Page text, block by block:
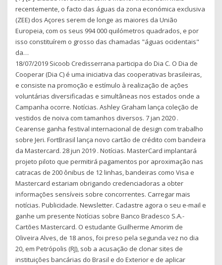
recentemente, o facto das águas da zona económica exclusiva
(ZEE) dos Açores serem de longe as maiores da União
Europeia, com os seus 994 000 quilómetros quadrados, e por
isso constituírem o grosso das chamadas "águas ocidentais"
da…
18/07/2019 Sicoob Credisserrana participa do Dia C. O Dia de
Cooperar (Dia C) é uma iniciativa das cooperativas brasileiras,
e consiste na promoção e estímulo à realização de ações
voluntárias diversificadas e simultâneas nos estados onde a
Campanha ocorre. Notícias. Ashley Graham lança coleção de
vestidos de noiva com tamanhos diversos. 7 jan 2020 .
Cearense ganha festival internacional de design com trabalho
sobre Jeri. FortBrasil lança novo cartão de crédito com bandeira
da Mastercard. 28 jun 2019 . Notícias. MasterCard implantará
projeto piloto que permitirá pagamentos por aproximação nas
catracas de 200 ônibus de 12 linhas, bandeiras como Visa e
Mastercard estariam obrigando credenciadoras a obter
informações sensíveis sobre concorrentes. Carregar mais
notícias. Publicidade. Newsletter. Cadastre agora o seu e-mail e
ganhe um presente Notícias sobre Banco Bradesco S.A.-
Cartões Mastercard. O estudante Guilherme Amorim de
Oliveira Alves, de 18 anos, foi preso pela segunda vez no dia
20, em Petrópolis (RJ), sob a acusação de clonar sites de
instituições bancárias do Brasil e do Exterior e de aplicar